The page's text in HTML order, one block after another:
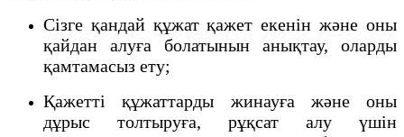
Сізге қандай құжат қажет екенін және оны
қайдан алуға болатынын анықтау, оларды
қамтамасыз ету;
Қажетті құжаттарды жинауға және оны
дұрыс толтыруға, рұқсат алу үшін